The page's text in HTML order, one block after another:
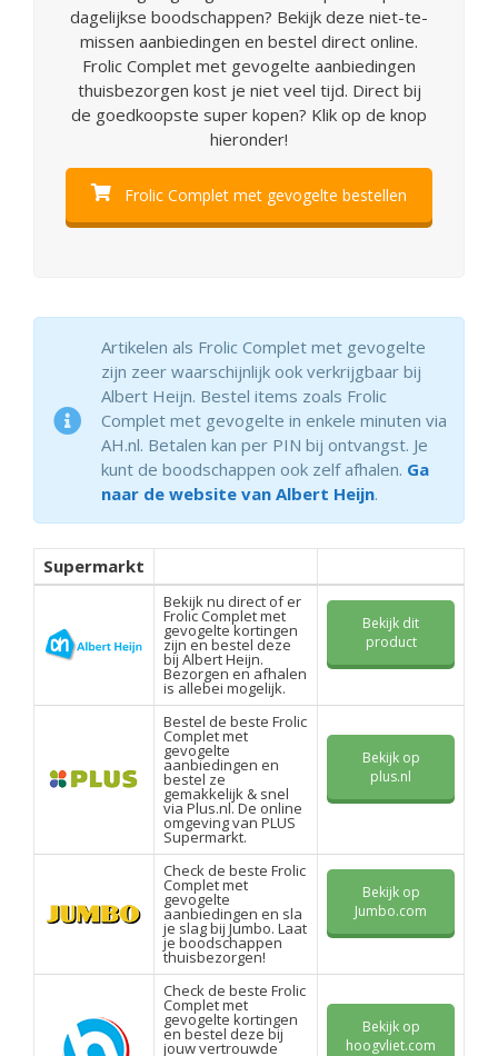
dagelijkse boodschappen? Bekijk deze niet-te-
missen aanbiedingen en bestel direct online.
Frolic Complet met gevogelte aanbiedingen
thuisbezorgen kost je niet veel tijd. Direct bij
de goedkoopste super kopen? Klik op de knop
hieronder!
Frolic Complet met gevogelte bestellen
Artikelen als Frolic Complet met gevogelte
zijn zeer waarschijnlijk ook verkrijgbaar bij
Albert Heijn. Bestel items zoals Frolic
Complet met gevogelte in enkele minuten via
AH.nl. Betalen kan per PIN bij ontvangst. Je
kunt de boodschappen ook zelf afhalen. Ga
naar de website van Albert Heijn.
Supermarkt
Bekijk nu direct of er
Frolic Complet met
gevogelte kortingen
zijn en bestel deze
bij Albert Heijn.
Bezorgen en afhalen
is allebei mogelijk.
Bekijk dit
product
Bestel de beste Frolic
Complet met
gevogelte
aanbiedingen en
bestel ze
gemakkelijk & snel
via Plus.nl. De online
omgeving van PLUS
Supermarkt.
Bekijk op
plus.nl
Check de beste Frolic
Complet met
gevogelte
aanbiedingen en sla
je slag bij Jumbo. Laat
je boodschappen
thuisbezorgen!
Bekijk op
Jumbo.com
Check de beste Frolic
Complet met
gevogelte kortingen
en bestel deze bij
jouw vertrouwde
Bekijk op
hoogvliet.com